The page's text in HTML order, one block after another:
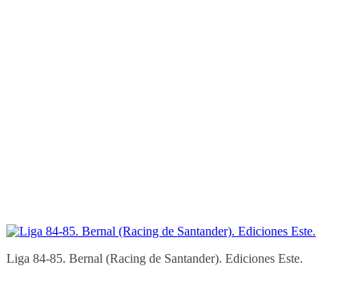
Liga 84-85. Bernal (Racing de Santander). Ediciones Este.